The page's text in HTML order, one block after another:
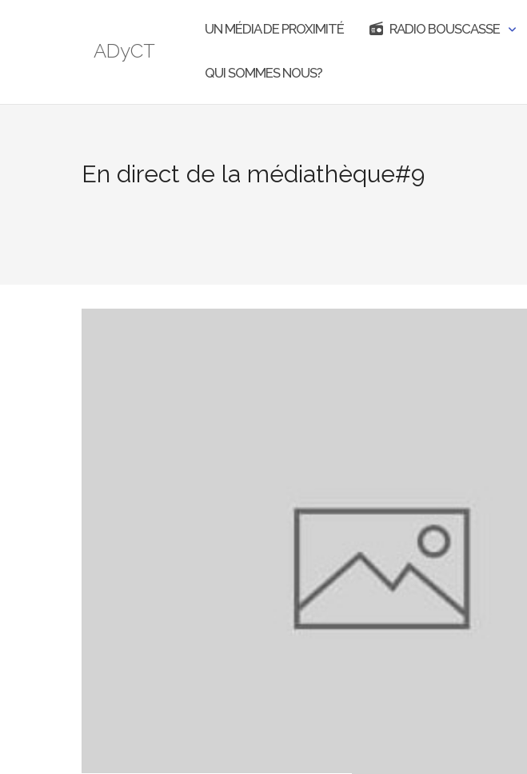
ADyCT
UN MÉDIA DE PROXIMITÉ RADIO BOUSCASSE
QUI SOMMES NOUS?
En direct de la médiathèque#9